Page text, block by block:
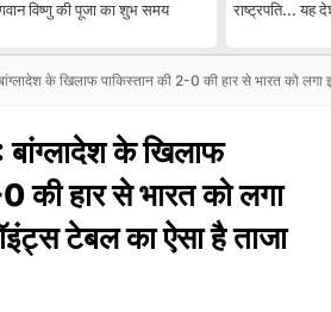
विष्णु की पूजा का शुभ समय
राष्ट्रपति... यह
के खिलाफ पाकिस्तान की 2-0 की हार से भारत को
के खिलाफ
की हार से भारत को लगा
टेबल का ऐसा है ताजा